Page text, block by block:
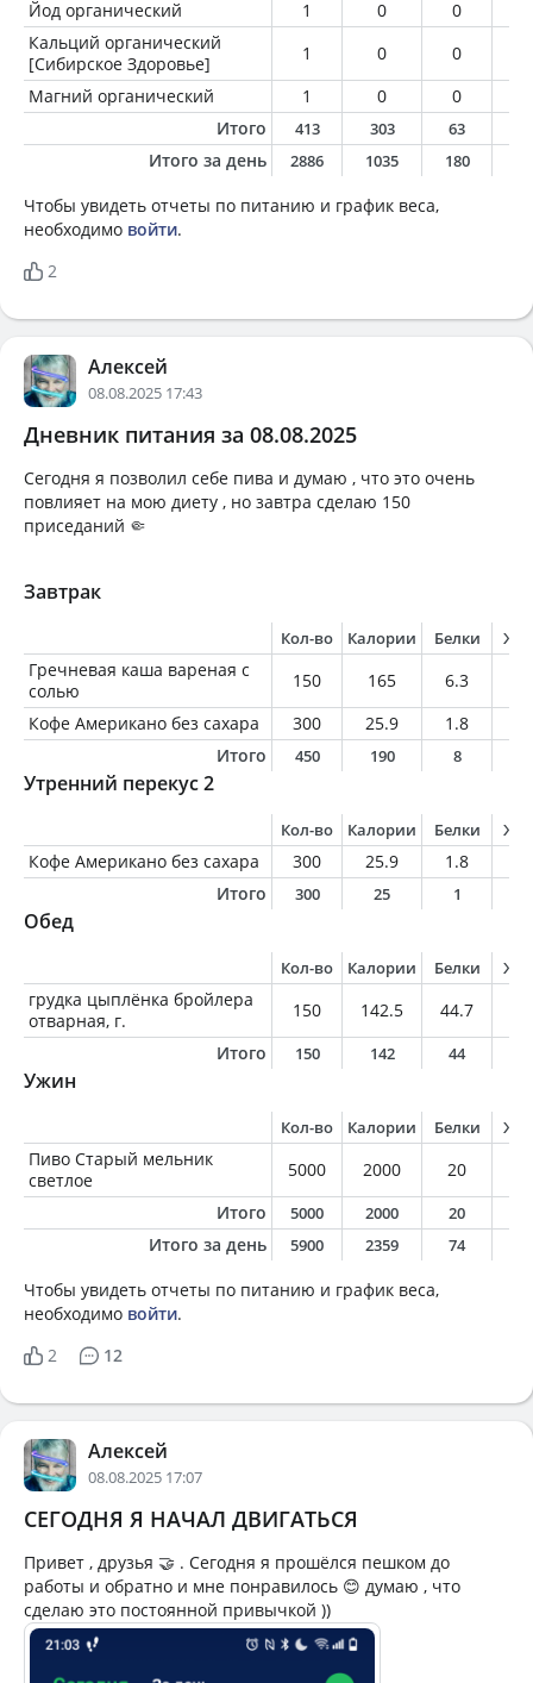
Йод органический
1 0 0
Кальций органический
[Сибирское Здоровье]
1 0 0
Магний органический
1 0 0
Итого
413 303 63
Итого за день 2886 1035 180
Чтобы увидеть отчеты по питанию и график веса,
необходимо войти.
2
Алексей
08.08.2025 17:43
Дневник питания за 08.08.2025
Сегодня я позволил себе пива и думаю , что это очень
повлияет на мою диету , но завтра сделаю 150
приседаний 🤏
Завтрак
Кол-во Калории Белки
Гречневая каша вареная с
солью
150 165 6.3
Кофе Американо без сахара
300 25.9 1.8
Итого
450 190 8
Утренний перекус 2
Кол-во Калории Белки
Кофе Американо без сахара 300 25.9 1.8
Итого
300 25 1
Обед
Кол-во Калории Белки
грудка цыплёнка бройлера
отварная, г.
150 142.5 44.7
Итого
150 142 44
Ужин
Кол-во Калории Белки
Пиво Старый мельник
светлое
5000 2000 20
Итого
5000 2000 20
Итого за день 5900 2359 74
Чтобы увидеть отчеты по питанию и график веса,
необходимо войти.
2
12
Алексей
08.08.2025 17:07
СЕГОДНЯ Я НАЧАЛ ДВИГАТЬСЯ
Привет , друзья 🤝 . Сегодня я прошёлся пешком до
работы и обратно и мне понравилось 😊 думаю , что
сделаю это постоянной привычкой ))